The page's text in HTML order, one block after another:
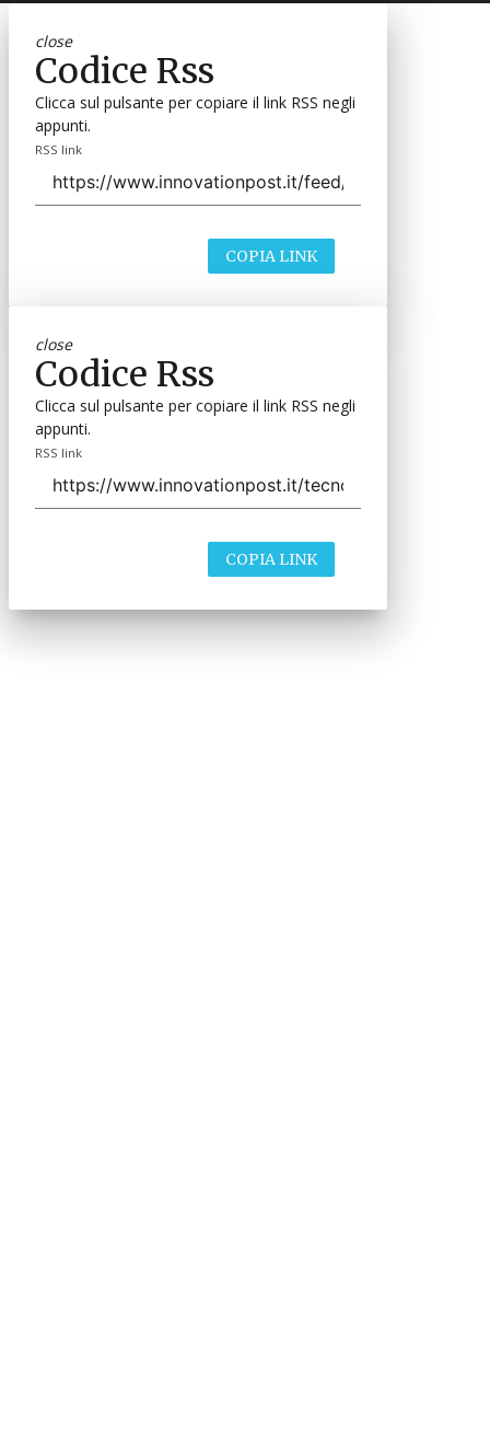
close
Codice Rss
Clicca sul pulsante per copiare il link RSS negli
appunti.
RSS link
COPIA LINK
close
Codice Rss
Clicca sul pulsante per copiare il link RSS negli
appunti.
RSS link
COPIA LINK